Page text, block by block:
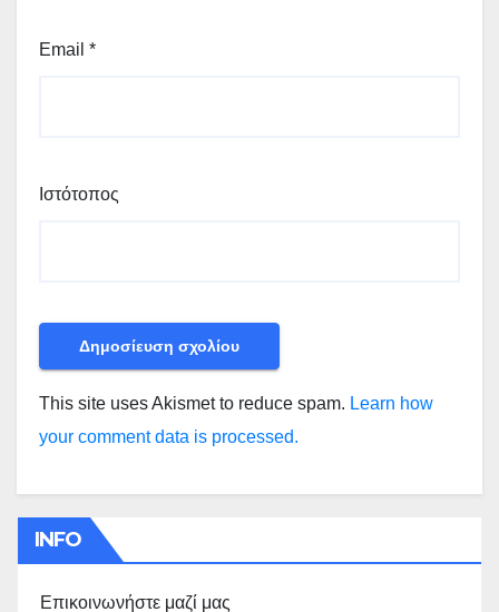
Email *
Ιστότοπος
This site uses Akismet to reduce spam. Learn how
your comment data is processed.
INFO
Επικοινωνήστε μαζί μας